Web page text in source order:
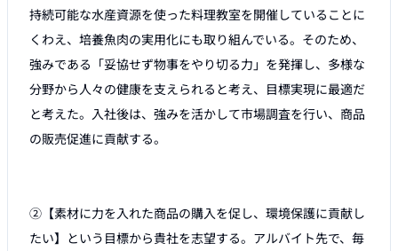
持続可能な水産資源を使った料理教室を開催していることに
くわえ、培養魚肉の実用化にも取り組んでいる。そのため、
強みである「妥協せず物事をやり切る力」を発揮し、多様な
分野から人々の健康を支えられると考え、目標実現に最適だ
と考えた。入社後は、強みを活かして市場調査を行い、商品
の販売促進に貢献する。
②【素材に力を入れた商品の購入を促し、環境保護に貢献し
たい】という目標から貴社を志望する。アルバイト先で、毎